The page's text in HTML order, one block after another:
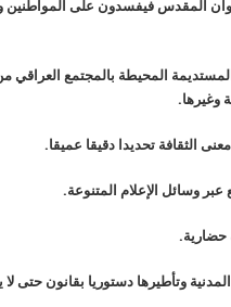
المقدس فيفسدون على المواطنين
المحيطة بالمجتمع العراقي
وغيرها.
وتأطيرها دستوريا بقانون حتى